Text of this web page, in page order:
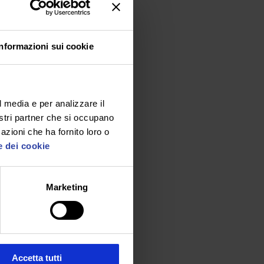
sui cookie
e per analizzare il
partner che si occupano
che ha fornito loro o
dei cookie
Marketing
Accetta tutti
se
le